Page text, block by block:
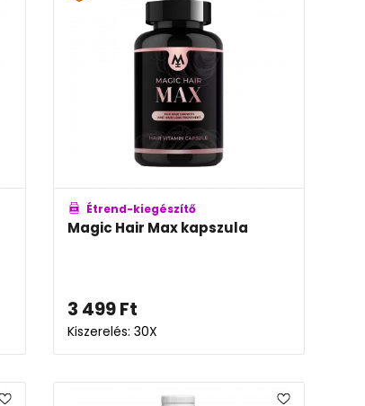
Étrend-kiegészítő
Magic Hair Max kapszula
3 499Ft
Kiszerelés: 30X